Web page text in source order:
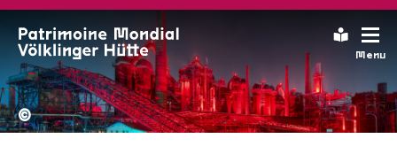
Menu
John Akomfrah
La Völklinger Hütte
Copyright:
©